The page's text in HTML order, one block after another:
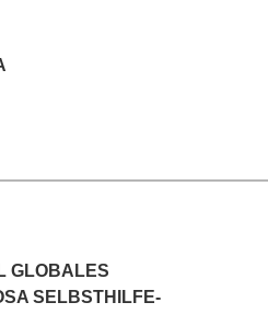
GLOBALES
SELBSTHILFE-